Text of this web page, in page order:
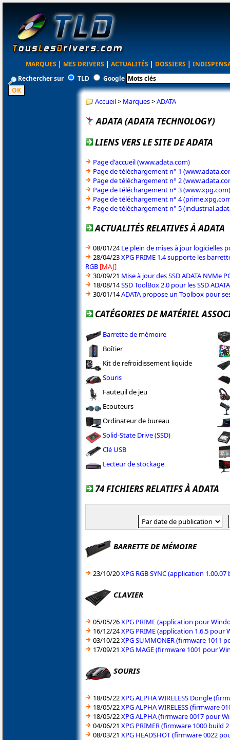
MARQUES | MES DRIVERS | ACTUALITÉS | DOSSIERS |
Rechercher sur
TLD Google
Accueil> Marques>ADATA
ADATA (ADATA TECHNOLOGY)
LIENS VERS LE SITE DE ADATA
Page d'accueil (www.adata.com)
Page de téléchargement n° 1
Page de téléchargement n° 2
Page de téléchargement n° 3 (www.xpg.com)
Page de téléchargement n° 4
Page de téléchargement n° 5
ACTUALITÉS RELATIVES À ADATA
08/01/24Le plein de mises à jour logicielles
28/04/23XPG PRIME 1.4 supporte les
RGB [MAJ]
30/09/21 Mise à jour des SSD ADATA NVMe
18/08/14SSD ToolBox 2.0 pour les SSD ADATA
30/01/14ADATA propose un Toolbox pour
CATÉGORIES DE MATÉRIEL
Barrette de mémoire
Boîtier
Kit de refroidissement liquide
Souris
Fauteuil de jeu
Ecouteurs
Ordinateur de bureau
Solid-State Drive (SSD)
Clé USB
Lecteur de stockage
74 FICHIERS RELATIFS À ADATA
BARRETTE DE MÉMOIRE
23/10/20XPG RGB SYNC (application
CLAVIER
05/05/26XPG PRIME (application pour
16/12/24XPG PRIME (application 1.6.5 pour
03/10/22XPG SUMMONER (firmware 1011
17/09/21 XPG MAGE (firmware 1001 pour
SOURIS
18/05/22XPG ALPHA WIRELESS Dongle
18/05/22XPG ALPHA WIRELESS (firmware
18/05/22XPG ALPHA (firmware 0017 pour
04/06/21 XPG PRIMER (firmware 1000 build
08/03/21 XPG HEADSHOT (firmware 0022